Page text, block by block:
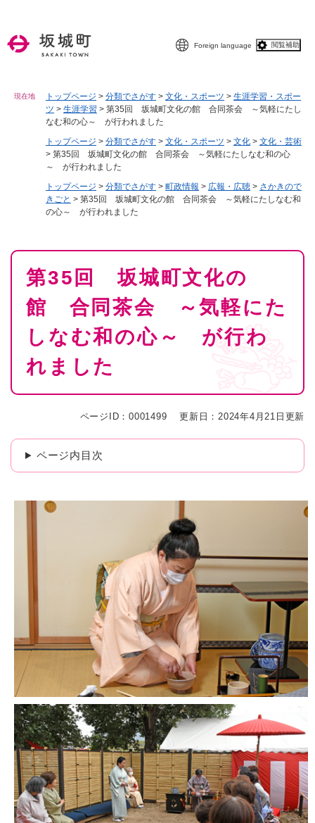
Foreign language 閲覧補助
現在地 トップページ > 分類でさがす > 文化・スポーツ > 生涯学習・スポー
ツ > 生涯学習 > 第35回 坂城町文化の館 合同茶会 ～気軽にたし
なむ和の心～ が行われました
トップページ > 分類でさがす > 文化・スポーツ > 文化 > 文化・芸術
> 第35回 坂城町文化の館 合同茶会 ～気軽にたしなむ和の心
～ が行われました
トップページ > 分類でさがす > 町政情報 > 広報・広聴 > さかきので
きごと > 第35回 坂城町文化の館 合同茶会 ～気軽にたしなむ和
の心～ が行われました
本
第35回 坂城町文化の
館 合同茶会 ～気軽にた
しなむ和の心～ が行わ
れました
ページID：0001499 更新日：2024年4月21日更新
ページ内目次